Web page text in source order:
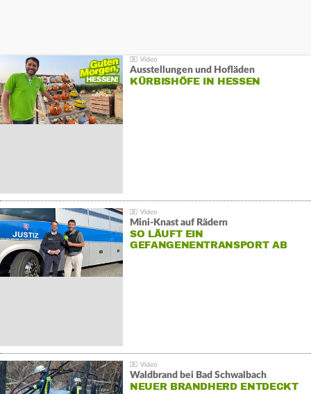
Ausstellungen und Hofläden
KÜRBISHÖFE IN HESSEN
Mini-Knast auf Rädern
SO LÄUFT EIN
GEFANGENENTRANSPORT AB
Waldbrand bei Bad Schwalbach
NEUER BRANDHERD ENTDECKT